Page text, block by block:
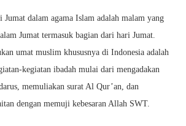
Jumat dalam agama Islam adalah malam yang
Jumat termasuk bagian dari hari Jumat.
umat muslim khususnya di Indonesia adalah
kegiatan ibadah mulai dari mengadakan
memuliakan surat Al Qur’an, dan
dengan memuji kebesaran Allah SWT.